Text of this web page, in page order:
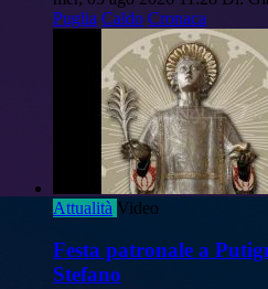
Puglia Caldo Cronaca
Attualità Video
Festa patronale a
Stefano